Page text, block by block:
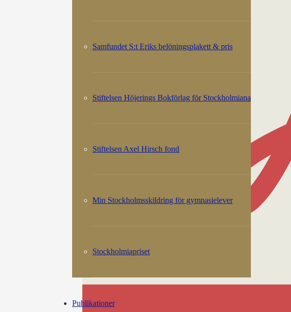
Samfundet S:t Eriks belöningsplakett & pris
Stiftelsen Höjerings Bokförlag för Stockholmiana
Stiftelsen Axel Hirsch fond
Min Stockholmsskildring för gymnasielever
Stockholmiapriset
Publikationer